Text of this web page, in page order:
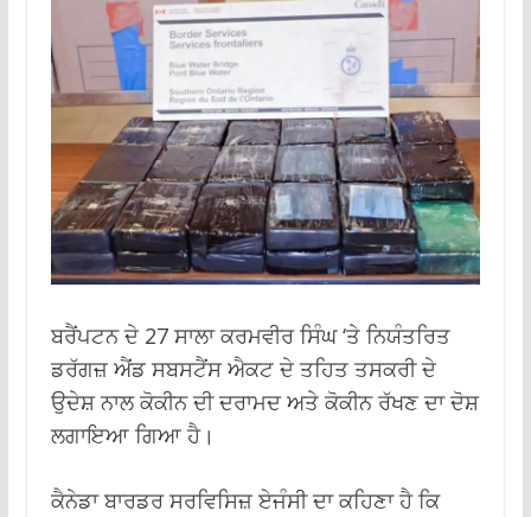
ਬਰੈਂਪਟਨ ਦੇ 27 ਸਾਲਾ ਕਰਮਵੀਰ ਸਿੰਘ ‘ਤੇ ਨਿਯੰਤਰਿਤ
ਡਰੱਗਜ਼ ਐਂਡ ਸਬਸਟੈਂਸ ਐਕਟ ਦੇ ਤਹਿਤ ਤਸਕਰੀ ਦੇ
ਉਦੇਸ਼ ਨਾਲ ਕੋਕੀਨ ਦੀ ਦਰਾਮਦ ਅਤੇ ਕੋਕੀਨ ਰੱਖਣ ਦਾ ਦੋਸ਼
ਲਗਾਇਆ ਗਿਆ ਹੈ।
ਕੈਨੇਡਾ ਬਾਰਡਰ ਸਰਵਿਸਿਜ਼ ਏਜੰਸੀ ਦਾ ਕਹਿਣਾ ਹੈ ਕਿ